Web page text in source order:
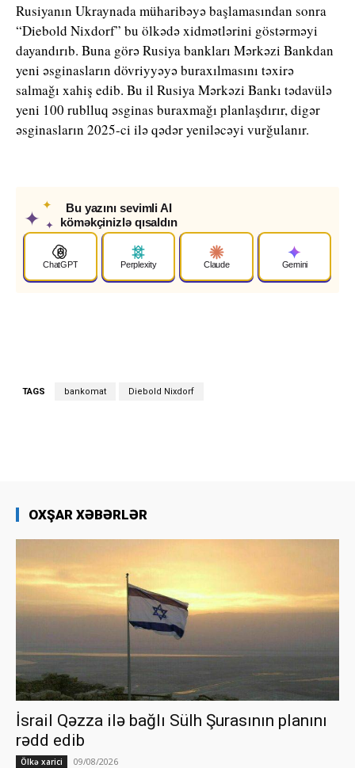
Rusiyanın Ukraynada müharibəyə başlamasından sonra
“Diebold Nixdorf” bu ölkədə xidmətlərini göstərməyi
dayandırıb. Buna görə Rusiya bankları Mərkəzi Bankdan
yeni əsginasların dövriyyəyə buraxılmasını təxirə
salmağı xahiş edib. Bu il Rusiya Mərkəzi Bankı tədavülə
yeni 100 rublluq əsginas buraxmağı planlaşdırır, digər
əsginasların 2025-ci ilə qədər yeniləcəyi vurğulanır.
✦
✦
✦
Bu yazını sevimli AI
köməkçinizlə qısaldın
ChatGPT Perplexity Claude Gemini
TAGS bankomat Diebold Nixdorf
OXŞAR XƏBƏRLƏR
İsrail Qəzza ilə bağlı Sülh Şurasının planını
rədd edib
Ölkə xarici 09/08/2026